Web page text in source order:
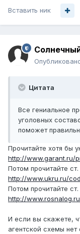
Вставить ник
Цитата
Все гениальное
уголовных
поможет
Прочитайте хотя бы
http://www.garant.ru/
Потом прочитайте
http://www.ukru.ru/
Потом прочитайте
http://
И если вы скажете,
агентской схемы